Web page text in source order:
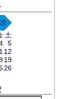
次
土
5
12
19
26